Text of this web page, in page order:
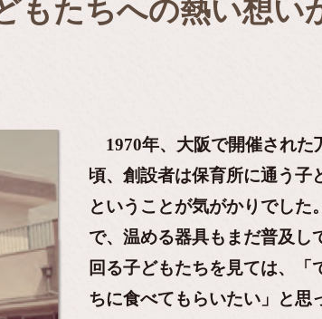
もたちへの熱い想い
1970年、大阪で開催された
頃、創設者は保育所に通う子
ということが気がかりでした
で、温める器具もまだ普及し
回る子どもたちを見ては、「
ちに食べてもらいたい」と思